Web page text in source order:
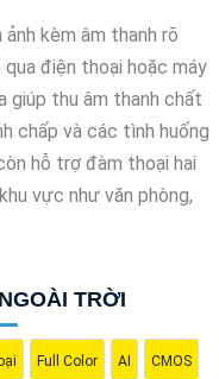
kèm âm thanh rõ
điện thoại hoặc máy
giúp thu âm thanh chất
chấp và các tình huống
hỗ trợ đàm thoại hai
vực như văn phòng,
TRỜI
Full Color AI CMOS